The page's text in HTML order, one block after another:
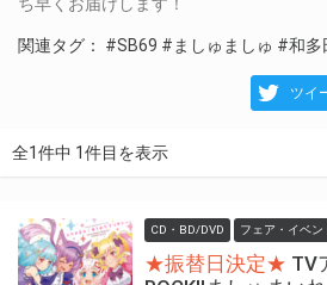
関連タグ： #SB69 #ましゅましゅ #和多
ツイ
全1件中 1件目を表示
CD・BD/DVD フェア・イベン
★振替日決定★ TV